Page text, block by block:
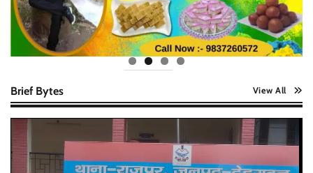
Brief Bytes View All